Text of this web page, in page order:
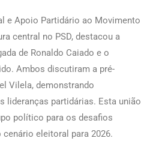
e Apoio Partidário ao Movimento
central no PSD, destacou a
de Ronaldo Caiado e o
Ambos discutiram a pré-
Vilela, demonstrando
lideranças partidárias. Esta união
político para os desafios
eleitoral para 2026.